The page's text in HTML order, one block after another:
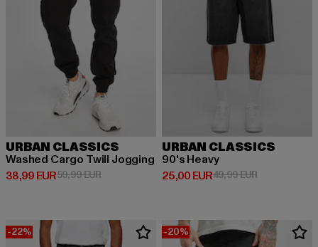
URBAN CLASSICS
Washed Cargo Twill Jogging
38,99 EUR
Derzeitiger Preis: 38,99 EUR
59,99 EURAktionspreis: 59,99 EUR
URBAN CLASSICS
90's Heavy
25,00 EUR
Derzeitiger Preis: 25,00 EUR
49,99 EURAktionspreis:
-22% -20%